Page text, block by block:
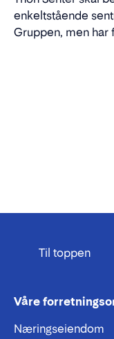
enkeltstående
Gruppen, men har
Til toppen
Våre
Næringseiendom